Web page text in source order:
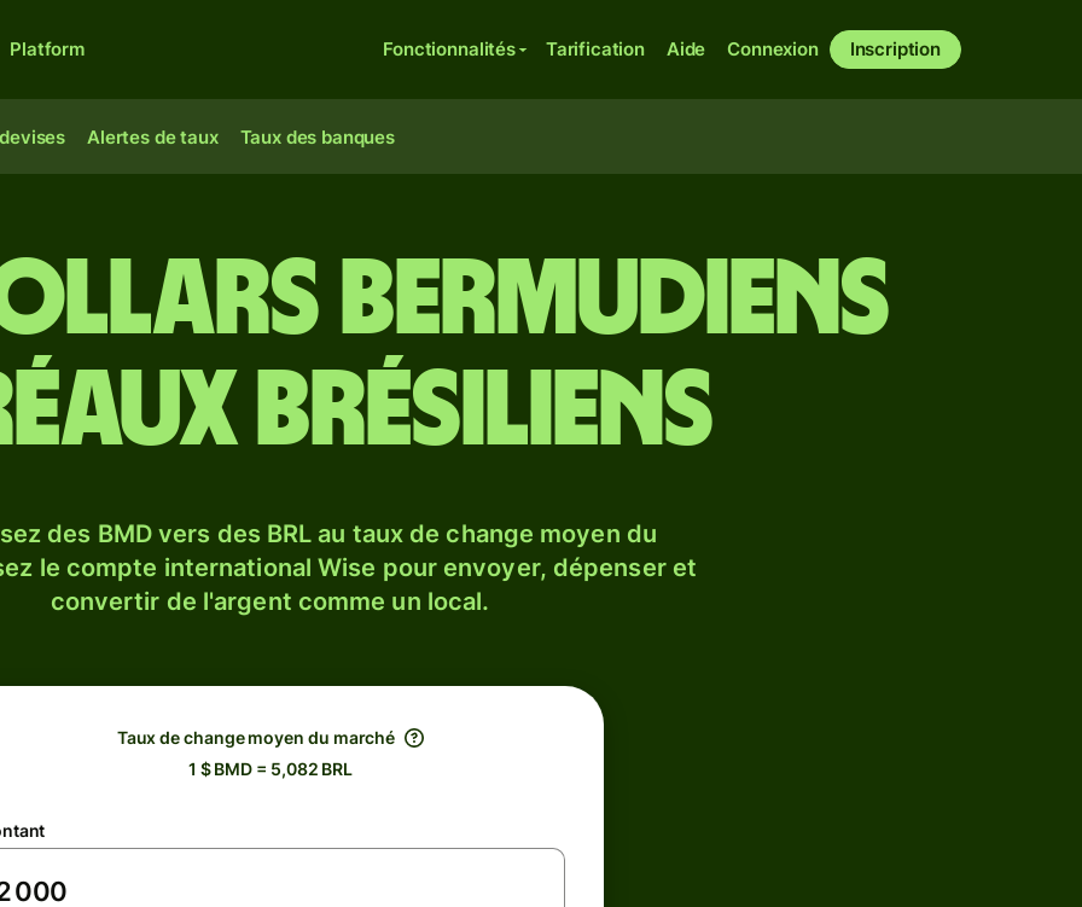
Platform Fonctionnalités Tarification Aide Connexion Inscription
Alertes de taux Taux des banques
bermudiens
brésiliens
des BMD vers des BRL au taux de change moyen du
le compte international Wise pour envoyer, dépenser et
convertir de l'argent comme un local.
Taux de change moyen du marché
1 $ BMD = 5,082 BRL